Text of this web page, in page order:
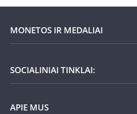
MONETOS IR MEDALIAI
Dovanų idėjos
Nauja
SOCIALINIAI TINKLAI:
APIE MUS